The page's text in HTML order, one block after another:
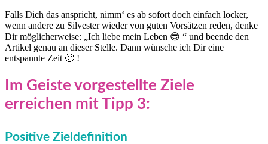
Falls Dich das anspricht, nimm‘ es ab sofort doch einfach locker,
wenn andere zu Silvester wieder von guten Vorsätzen reden, denke
Dir möglicherweise: „Ich liebe mein Leben 😎 “ und beende den
Artikel genau an dieser Stelle. Dann wünsche ich Dir eine
entspannte Zeit 🙂 !
Im Geiste vorgestellte Ziele
erreichen mit Tipp 3:
Positive Zieldefinition